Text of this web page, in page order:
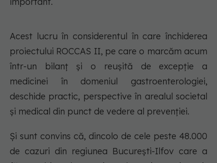
Acest lucru în considerentul în care închiderea
proiectului ROCCAS II, pe care o marcăm acum
într-un bilanț și o reușită de excepție a
medicinei în domeniul gastroenterologiei,
deschide practic, perspective în arealul societal
și medical din punct de vedere al prevenției.
Și sunt convins că, dincolo de cele peste 48.000
de cazuri din regiunea București-Ilfov care a